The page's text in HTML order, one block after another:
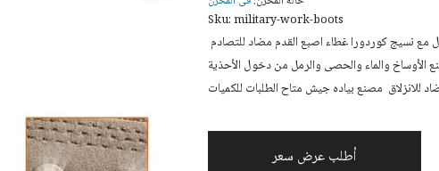
Sku: military-work-boots
الأوساخ والماء والحصى والرمل من دخول الأحذية
للانزلاق مصنع بياده جيش متاح الطلبات للكميات
أطلب عرض سعر